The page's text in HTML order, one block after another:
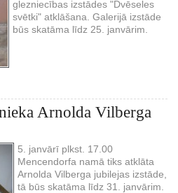
glezniecības izstādes "Dvēseles
svētki" atklāšana. Galerijā izstāde
būs skatāma līdz 25. janvārim.
Arnolda Vilberga
5. janvārī plkst. 17.00
Mencendorfa namā tiks atklāta
Arnolda Vilberga jubilejas izstāde,
tā būs skatāma līdz 31. janvārim.